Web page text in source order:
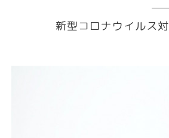
新型コロナウイルス